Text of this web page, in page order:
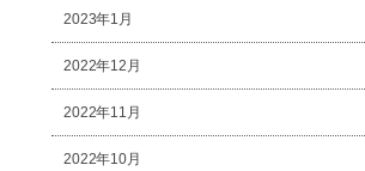
2023年1月
2022年12月
2022年11月
2022年10月